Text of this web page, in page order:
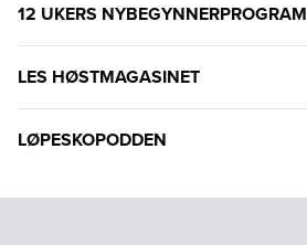
12 UKERS NYBEGYNNERPROGRAM
LES HØSTMAGASINET
LØPESKOPODDEN